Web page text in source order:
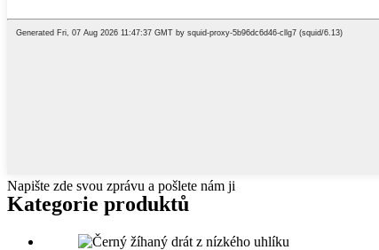
Napište zde svou zprávu a pošlete nám ji
Kategorie produktů